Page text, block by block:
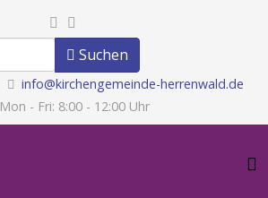
Suchen
info@kirchengemeinde-herrenwald.de
Mon - Fri: 8:00 - 12:00 Uhr